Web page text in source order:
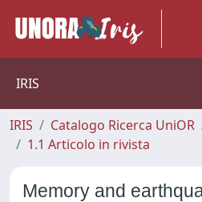
IRIS
IRIS Catalogo Ricerca UniOR
1.1 Articolo in rivista
Memory and